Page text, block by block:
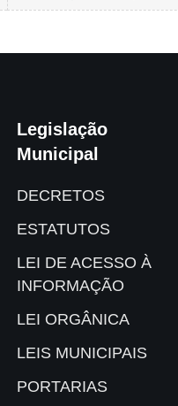
Legislação
Municipal
DECRETOS
ESTATUTOS
LEI DE ACESSO À
INFORMAÇÃO
LEI ORGÂNICA
LEIS MUNICIPAIS
PORTARIAS